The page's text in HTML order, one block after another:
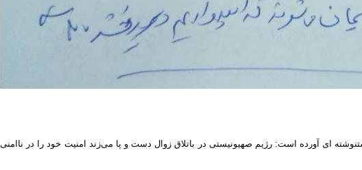
ای آورده است: رژیم صهیونیستی در باتلاق زوال دست و پا می‌زند امنیت خود را در ناامنی